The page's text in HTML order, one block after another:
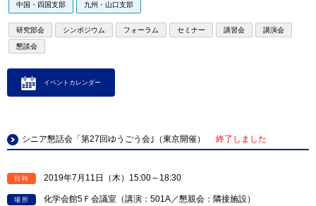
中国・四国支部 九州・山口支部
研究部会 シンポジウム フォーラム セミナー 講習会 講演会
懇談会
イベントカレンダー
シニア懇話会「第27回ゆうごう会｣（東京開催） 終了しました
日時 2019年7月11日（木）15:00～18:30
場所
化学会館5Ｆ会議室（講演：501A／懇親会：隣接施設）